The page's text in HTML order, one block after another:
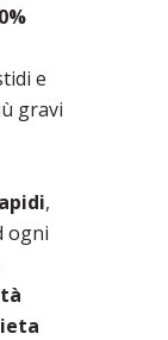
e
gravi
,
ogni